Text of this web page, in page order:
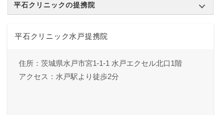
平石クリニックの提携院
平石クリニック水戸提携院
住所：茨城県水戸市宮1-1-1 水戸エクセル北口1階
アクセス：水戸駅より徒歩2分